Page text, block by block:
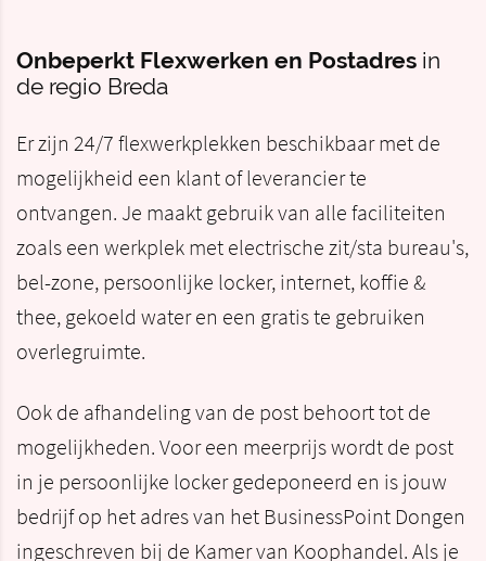
Onbeperkt Flexwerken en Postadres in
de regio Breda
Er zijn 24/7 flexwerkplekken beschikbaar met de
mogelijkheid een klant of leverancier te
ontvangen. Je maakt gebruik van alle faciliteiten
zoals een werkplek met electrische zit/sta bureau's,
bel-zone, persoonlijke locker, internet, koffie &
thee, gekoeld water en een gratis te gebruiken
overlegruimte.
Ook de afhandeling van de post behoort tot de
mogelijkheden. Voor een meerprijs wordt de post
in je persoonlijke locker gedeponeerd en is jouw
bedrijf op het adres van het BusinessPoint Dongen
ingeschreven bij de Kamer van Koophandel. Als je